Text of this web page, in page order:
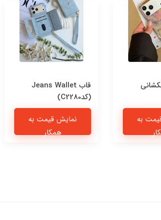
به
قاب Jeans Wallet
(کدC2280)
نمایش قیمت به
همکار